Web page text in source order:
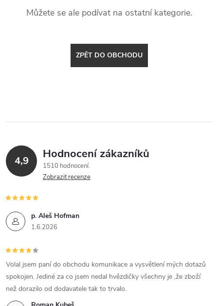
Můžete se ale podívat na ostatní kategorie.
ZPĚT DO OBCHODU
4,9 Hodnocení zákazníků
1510 hodnocení
Zobrazit recenze
p. Aleš Hofman
1.6.2026
Volal jsem paní do obchodu komunikace a vysvětlení mých dotazů
spokojen. Jediné za co jsem nedal hvězdičky všechny je ,že zboží
než dorazilo od dodavatele tak to trvalo.